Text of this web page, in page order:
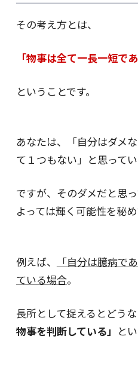
その考え方とは、
「物事は全て一長一短であ
ということです。
あなたは、「自分はダメ
て１つもない」と思って
ですが、そのダメだと思
よっては輝く可能性を秘め
例えば、
「自分は臆病で
ている場合。
長所として捉えるとどうな
物事を判断している」 と